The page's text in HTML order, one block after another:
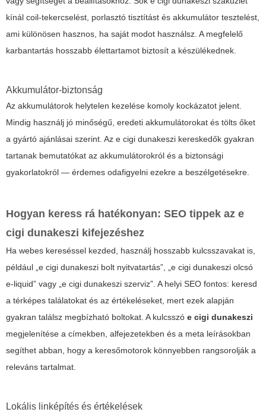
kínál coil-tekercselést, porlasztó tisztítást és akkumulátor tesztelést,
ami különösen hasznos, ha saját modot használsz. A megfelelő
karbantartás hosszabb élettartamot biztosít a készülékednek.
Akkumulátor-biztonság
Az akkumulátorok helytelen kezelése komoly kockázatot jelent.
Mindig használj jó minőségű, eredeti akkumulátorokat és tölts őket
a gyártó ajánlásai szerint. Az e cigi dunakeszi kereskedők gyakran
tartanak bemutatókat az akkumulátorokról és a biztonsági
gyakorlatokról — érdemes odafigyelni ezekre a beszélgetésekre.
Hogyan keress rá hatékonyan: SEO tippek az e
cigi dunakeszi kifejezéshez
Ha webes kereséssel kezded, használj hosszabb kulcsszavakat is,
például „e cigi dunakeszi bolt nyitvatartás”, „e cigi dunakeszi olcsó
e-liquid” vagy „e cigi dunakeszi szerviz”. A helyi SEO fontos: keresd
a térképes találatokat és az értékeléseket, mert ezek alapján
gyakran találsz megbízható boltokat. A kulcsszó e cigi dunakeszi
megjelenítése a címekben, alfejezetekben és a meta leírásokban
segíthet abban, hogy a keresőmotorok könnyebben rangsorolják a
releváns tartalmat.
Lokális linképítés és értékelések